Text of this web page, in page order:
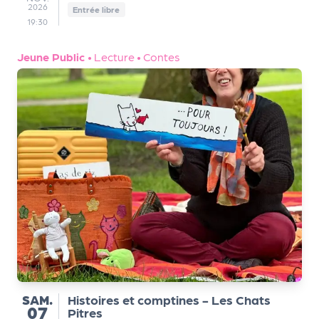
2026
19:30
Entrée libre
Jeune Public • Lecture • Contes
SAMEDI
SAM.
07
Histoires et comptines - Les Chats
Pitres